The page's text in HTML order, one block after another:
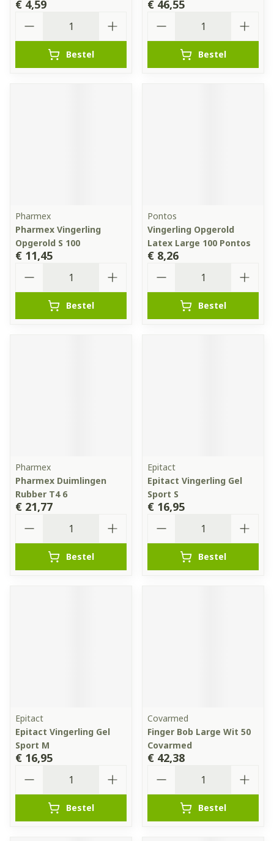
€ 4,59
Bestel
€ 46,55
Bestel
Pharmex
Pharmex Vingerling
Opgerold S 100
€ 11,45
Bestel
Pontos
Vingerling Opgerold
Latex Large 100 Pontos
€ 8,26
Bestel
Pharmex
Pharmex Duimlingen
Rubber T4 6
€ 21,77
Bestel
Epitact
Epitact Vingerling Gel
Sport S
€ 16,95
Bestel
Epitact
Epitact Vingerling Gel
Sport M
€ 16,95
Bestel
Covarmed
Finger Bob Large Wit 50
Covarmed
€ 42,38
Bestel